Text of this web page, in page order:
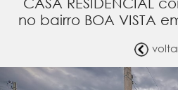
no bairro BOA VISTA